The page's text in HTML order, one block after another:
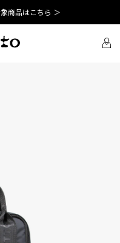
商品はこちら ＞